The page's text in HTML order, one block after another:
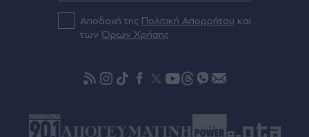
Πριν 30 λεπτά
Η βραδινή βόλτα του Στέλιου Αγγελούδη στην
φωτισμένη και δίνει άλλη πνοή στη Θεσσαλονίκη
Αποδοχή της Πολιτική Απορρήτου και
τωνΌρων Χρήσης